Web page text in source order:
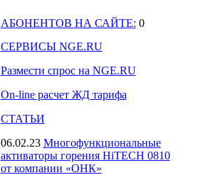
АБОНЕНТОВ НА САЙТЕ: 0
СЕРВИСЫ NGE.RU
Размести спрос на NGE.RU
On-line расчет ЖД тарифа
СТАТЬИ
06.02.23 Многофункциональные
активаторы горения HiTECH 0810
от компании «ОНК»